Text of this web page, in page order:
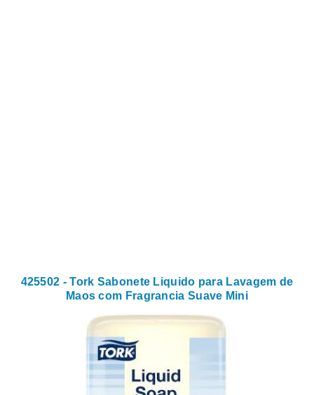
425502 - Tork Sabonete Liquido para Lavagem de
Maos com Fragrancia Suave Mini